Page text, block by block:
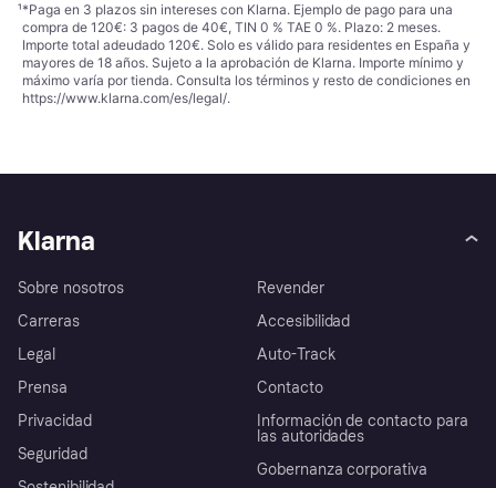
¹*Paga en 3 plazos sin intereses con Klarna. Ejemplo de pago para una
compra de 120€: 3 pagos de 40€, TIN 0 % TAE 0 %. Plazo: 2 meses.
Importe total adeudado 120€. Solo es válido para residentes en España y
mayores de 18 años. Sujeto a la aprobación de Klarna. Importe mínimo y
máximo varía por tienda. Consulta los términos y resto de condiciones en
https://www.klarna.com/es/legal/.
Klarna
Sobre nosotros
Carreras
Legal
Prensa
Privacidad
Seguridad
Revender
Accesibilidad
Auto-Track
Contacto
Información de contacto para
las autoridades
Gobernanza corporativa